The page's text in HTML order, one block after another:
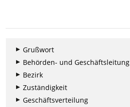
Grußwort
Behörden- und Geschäftsleitung
Bezirk
Zuständigkeit
Geschäftsverteilung